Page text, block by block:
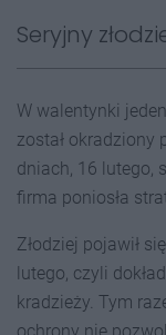
Seryjny
W walentynki
został okradziony
dniach, 16 lutego,
firma poniosła
Złodziej pojawił
lutego, czyli
kradzieży. Tym
ochrony nie